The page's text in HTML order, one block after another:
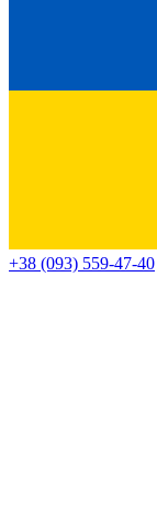
+38 (093) 559-47-40